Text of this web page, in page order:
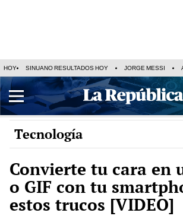
HOY SINUANO RESULTADOS HOY JORGE MESSI
Tecnología
Convierte tu cara en
o GIF con tu
estos trucos [VIDEO]